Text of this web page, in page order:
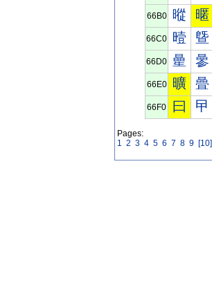
66B0 暰 暱
66C0 曀 曁
66D0 曐 曑
66E0 曠 曡
66F0 曰 曱
Pages:
1 2 3 4 5 6 7 8 9 [10]